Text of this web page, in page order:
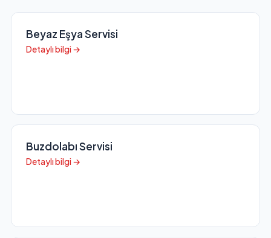
Beyaz Eşya Servisi
Detaylı bilgi →
Buzdolabı Servisi
Detaylı bilgi →